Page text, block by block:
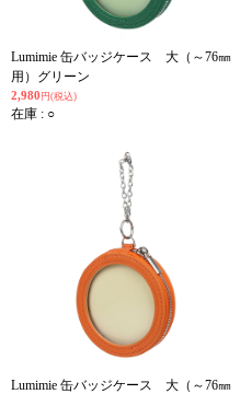
Lumimie 缶バッジケース 大（～76㎜
用）グリーン
2,980 円(税込)
在庫 : ○
Lumimie 缶バッジケース 大（～76㎜